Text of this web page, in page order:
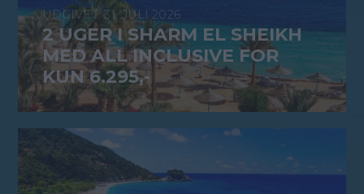
31. JULI 2026
2 UGER I SHARM EL SHEIKH
MED ALL INCLUSIVE FOR
KUN 6.295,-